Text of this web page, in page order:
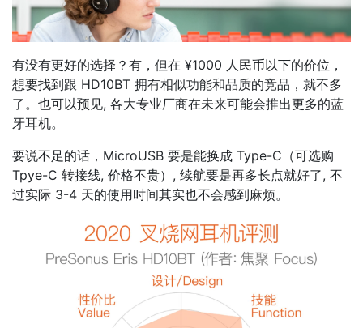
有没有更好的选择？有，但在 ¥1000 人民币以下的价位，
想要找到跟 HD10BT 拥有相似功能和品质的竞品，就不多
了。也可以预见, 各大专业厂商在未来可能会推出更多的蓝
牙耳机。
要说不足的话，MicroUSB 要是能换成 Type-C（可选购
Tpye-C 转接线, 价格不贵）, 续航要是再多长点就好了, 不
过实际 3-4 天的使用时间其实也不会感到麻烦。